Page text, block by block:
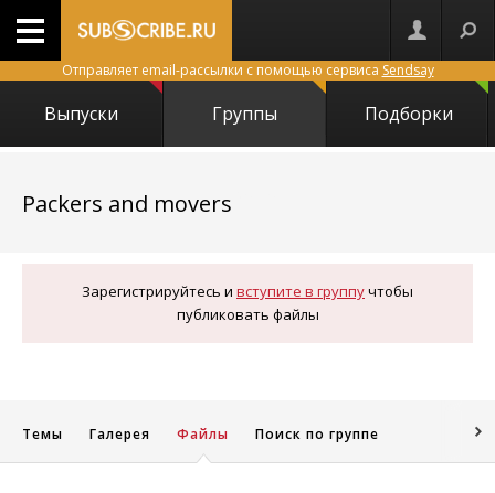
Отправляет email-рассылки с помощью сервиса Sendsay
Выпуски Группы Подборки
Packers and movers
Зарегистрируйтесь и вступите в группучтобы
публиковать файлы
Темы Галерея Файлы Поиск по группе